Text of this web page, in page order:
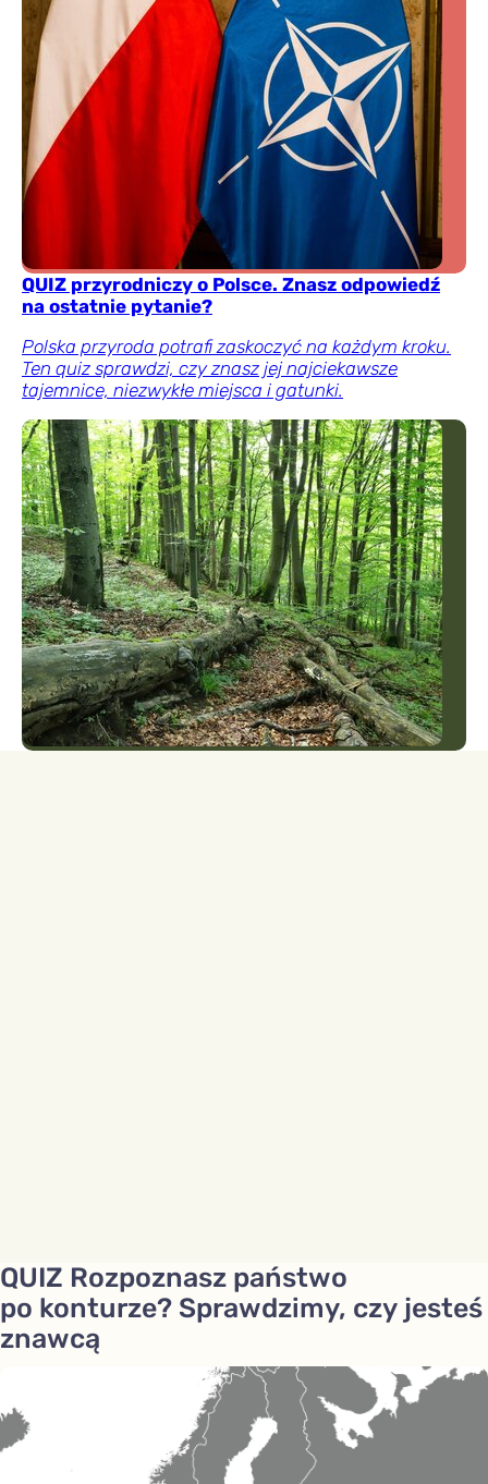
QUIZ przyrodniczy o Polsce. Znasz odpowiedź
na ostatnie pytanie?
Polska przyroda potrafi zaskoczyć na każdym kroku.
Ten quiz sprawdzi, czy znasz jej najciekawsze
tajemnice, niezwykłe miejsca i gatunki.
QUIZ Rozpoznasz państwo
po konturze? Sprawdzimy, czy jesteś
znawcą